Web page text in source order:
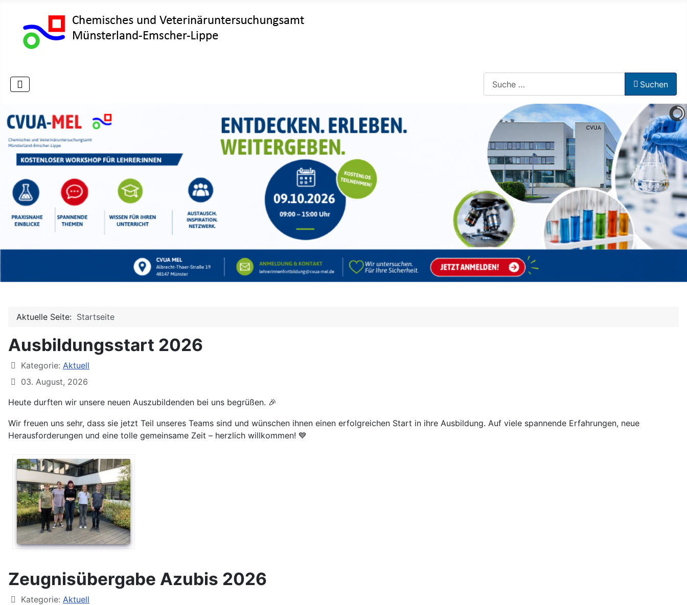
Suchen
Aktuelle Seite: Startseite
Ausbildungsstart 2026
Kategorie: Aktuell
03. August, 2026
Heute durften wir unsere neuen Auszubildenden bei uns begrüßen. 🎉
Wir freuen uns sehr, dass sie jetzt Teil unseres Teams sind und wünschen ihnen einen erfolgreichen Start in ihre Ausbildung. Auf viele spannende Erfahrungen, neue
Herausforderungen und eine tolle gemeinsame Zeit – herzlich willkommen! 💙
Zeugnisübergabe Azubis 2026
Kategorie: Aktuell